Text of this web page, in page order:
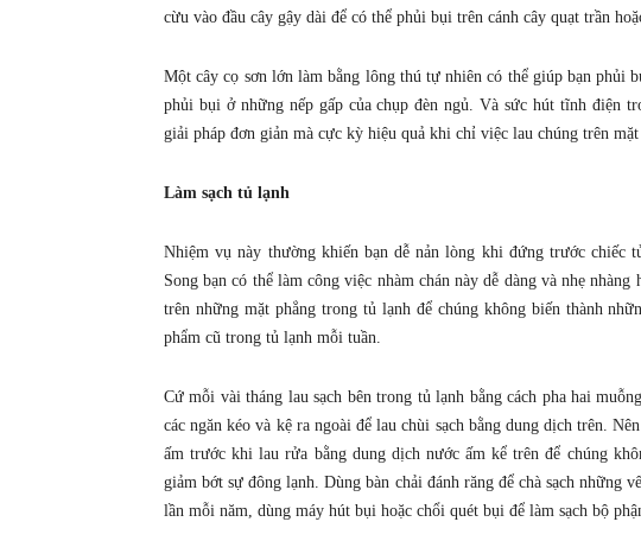
cừu vào đầu cây gậy dài để có thể phủi bụi trên cánh cây quạt trần
Một cây cọ sơn lớn làm bằng lông thú tự nhiên có thể giúp bạn phủi
phủi bụi ở những nếp gấp của chụp đèn ngủ. Và sức hút tĩnh điện
giải pháp đơn giản mà cực kỳ hiệu quả khi chỉ việc lau chúng trên
Làm sạch tủ lạnh
Nhiệm vụ này thường khiến bạn dễ nản lòng khi đứng trước chiếc
Song bạn có thể làm công việc nhàm chán này dễ dàng và nhẹ
trên những mặt phẳng trong tủ lạnh để chúng không biến thành
phẩm cũ trong tủ lạnh mỗi tuần.
Cứ mỗi vài tháng lau sạch bên trong tủ lạnh bằng cách pha hai
các ngăn kéo và kệ ra ngoài để lau chùi sạch bằng dung dịch trên.
ấm trước khi lau rửa bằng dung dịch nước ấm kể trên để chúng
giảm bớt sự đông lạnh. Dùng bàn chải đánh răng để chà sạch những
lần mỗi năm, dùng máy hút bụi hoặc chổi quét bụi để làm sạch bộ